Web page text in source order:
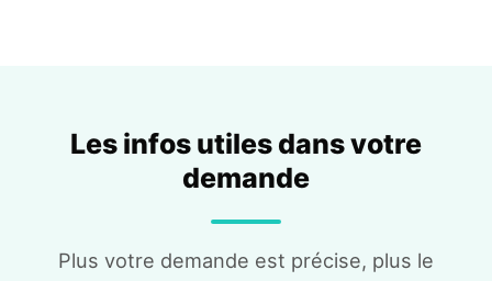
Les infos utiles dans votre
demande
Plus votre demande est précise, plus le